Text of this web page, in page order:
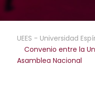
UEES - Universidad
Convenio entre la
Asamblea Nacional